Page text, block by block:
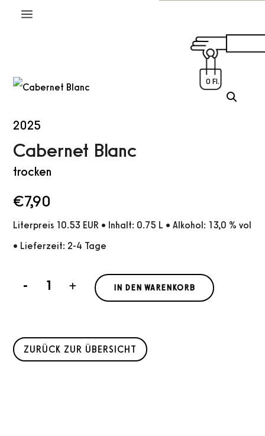
a
0 Fl.
2025
Cabernet Blanc
trocken
€7,90
Literpreis 10.53 EUR • Inhalt: 0.75 L • Alkohol: 13,0 % vol
• Lieferzeit: 2-4 Tage
-
+
IN DEN WARENKORB
ZURÜCK ZUR ÜBERSICHT